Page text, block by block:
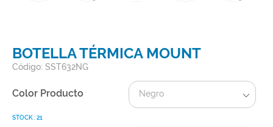
BOTELLA TÉRMICA MOUNT
Código: SST632NG
Color Producto Negro
STOCK : 21